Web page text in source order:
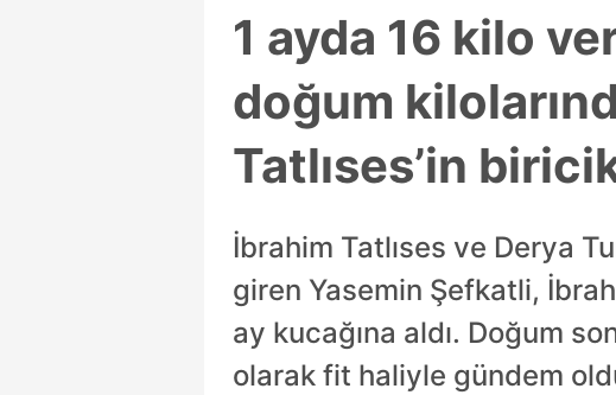
1 ayda 16 kilo
doğum
Tatlıses’in
İbrahim Tatlıses ve Derya
giren Yasemin Şefkatli,
ay kucağına aldı. Doğum
olarak fit haliyle gündem